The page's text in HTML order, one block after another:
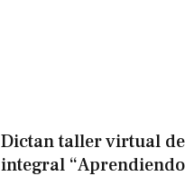
Dictan taller virtual
integral